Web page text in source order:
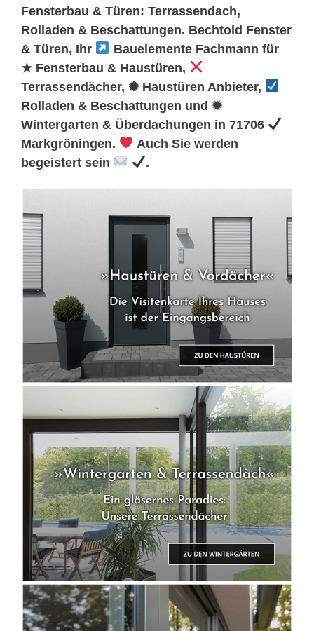
Fensterbau & Türen: Terrassendach,
Rolladen & Beschattungen. Bechtold Fenster
& Türen, Ihr
Bauelemente Fachmann für
★ Fensterbau & Haustüren,
Terrassendächer, ✺ Haustüren Anbieter,
Rolladen & Beschattungen und ✹
Wintergarten & Überdachungen in 71706
Markgröningen.
Auch Sie werden
begeistert sein
.